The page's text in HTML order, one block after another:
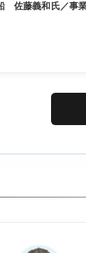
佐藤義和氏／事